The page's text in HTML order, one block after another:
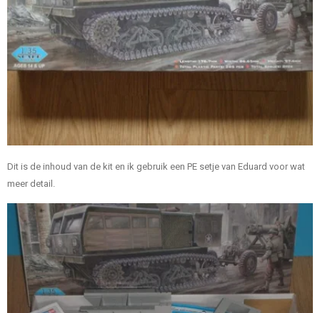
Dit is de inhoud van de kit en ik gebruik een PE setje van Eduard voor wat
meer detail.